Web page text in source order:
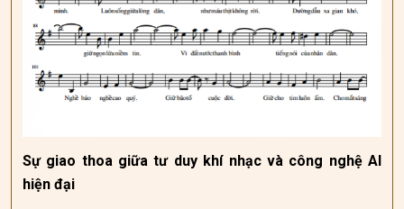
Sự giao thoa giữa tư duy khí nhạc và công nghệ AI
hiện đại